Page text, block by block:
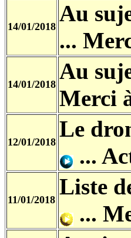
14/01/2018 Au
...
14/01/2018 Au
Merci
12/01/2018 Le
...
11/01/2018 Liste
...